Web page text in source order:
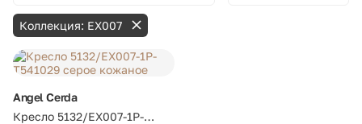
Коллекция: EX007
Angel Cerda
Кресло 5132/EX007-1P-